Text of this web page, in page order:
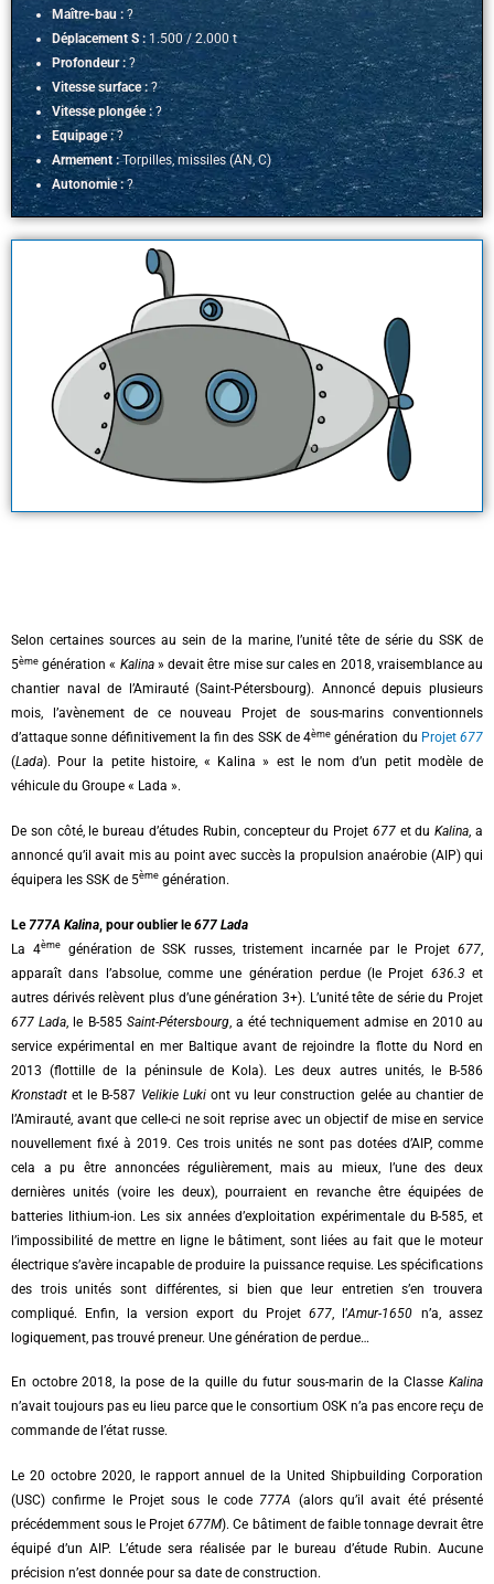
Maître-bau : ?
Déplacement S : 1.500 / 2.000 t
Profondeur :?
Vitesse surface : ?
Vitesse plongée :?
Equipage :?
Armement :Torpilles, missiles (AN, C)
Autonomie :?
Selon certaines sources au sein de la marine, l’unité tête de série du SSK de
5ème génération « Kalina» devait être mise sur cales en 2018, vraisemblance au
chantier naval de l’Amirauté (Saint-Pétersbourg). Annoncé depuis plusieurs
mois, l’avènement de ce nouveau Projet de sous-marins conventionnels
d’attaque sonne définitivement la fin des SSK de 4ème génération du Projet 677
(Lada). Pour la petite histoire, « Kalina » est le nom d’un petit modèle de
véhicule du Groupe « Lada ».
De son côté, le bureau d’études Rubin, concepteur du Projet 677et duKalina, a
annoncé qu’il avait mis au point avec succès la propulsion anaérobie (AIP) qui
équipera les SSK de 5ème génération.
Le 777A Kalina , pour oublier le677 Lada
La 4ème génération de SSK russes, tristement incarnée par le Projet 677
apparaît dans l’absolue, comme une génération perdue (le Projet 636.3 et
autres dérivés relèvent plus d’une génération 3+). L’unité tête de série du Projet
677 Lada , le B-585 Saint-Pétersbourg, a été techniquement admise en 2010 au
service expérimental en mer Baltique avant de rejoindre la flotte du Nord en
2013 (flottille de la péninsule de Kola). Les deux autres unités, le B-586
Kronstadtet le B-587 Velikie Lukiont vu leur construction gelée au chantier de
l’Amirauté, avant que celle-ci ne soit reprise avec un objectif de mise en service
nouvellement fixé à 2019. Ces trois unités ne sont pas dotées d’AIP, comme
cela a pu être annoncées régulièrement, mais au mieux, l’une des deux
dernières unités (voire les deux), pourraient en revanche être équipées de
batteries lithium-ion. Les six années d’exploitation expérimentale du B-585, et
l’impossibilité de mettre en ligne le bâtiment, sont liées au fait que le moteur
électrique s’avère incapable de produire la puissance requise. Les spécifications
des trois unités sont différentes, si bien que leur entretien s’en trouvera
compliqué. Enfin, la version export du Projet677 , l’Amur-1650 n’a, assez
logiquement, pas trouvé preneur. Une génération de perdue…
En octobre 2018, la pose de la quille du futur sous-marin de la Classe Kalina
n’avait toujours pas eu lieu parce que le consortium OSK n’a pas encore reçu de
commande de l’état russe.
Le 20 octobre 2020, le rapport annuel de la United Shipbuilding Corporation
(USC) confirme le Projet sous le code 777A (alors qu’il avait été présenté
précédemment sous le Projet677M). Ce bâtiment de faible tonnage devrait être
équipé d’un AIP. L’étude sera réalisée par le bureau d’étude Rubin. Aucune
précision n’est donnée pour sa date de construction.